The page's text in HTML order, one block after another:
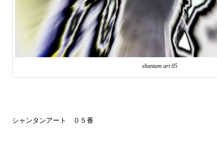
shantam art 05
シャンタンアート ０５番